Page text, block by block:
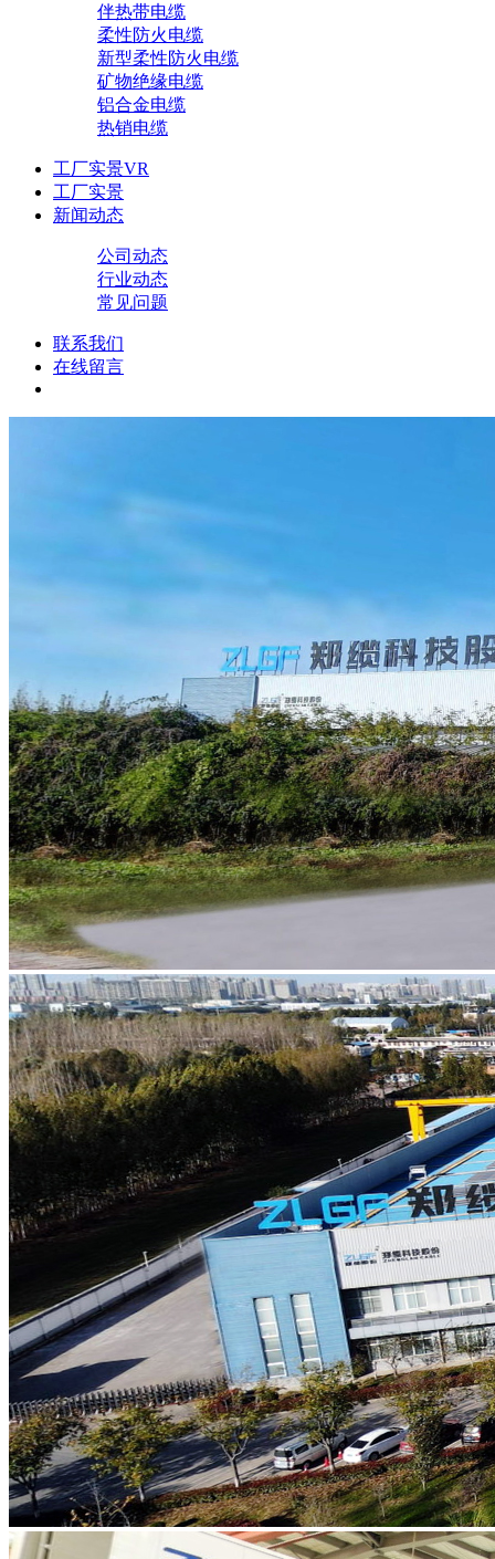
伴热带电缆
柔性防火电缆
新型柔性防火电缆
矿物绝缘电缆
铝合金电缆
热销电缆
工厂实景VR
工厂实景
新闻动态
公司动态
行业动态
常见问题
联系我们
在线留言